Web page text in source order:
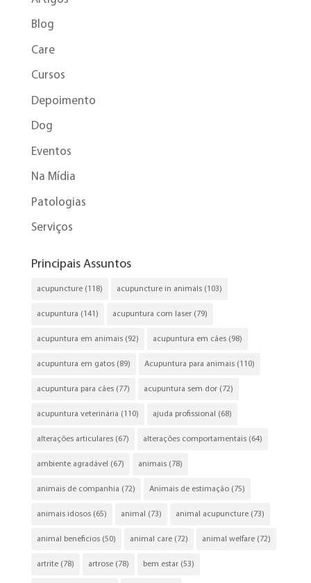
Blog
Care
Cursos
Depoimento
Dog
Eventos
Na Mídia
Patologias
Serviços
Principais Assuntos
acupuncture(118) acupuncture in animals(103)
acupuntura (141) acupuntura com laser(79)
acupuntura em animais(92) acupuntura em cães(98)
acupuntura em gatos(89) Acupuntura para animais(110)
acupuntura para cães(77) acupuntura sem dor(72)
acupuntura veterinária (110) ajuda profissional (68)
alterações articulares(67) alterações comportamentais(64)
ambiente agradável (67) animais(78)
animais de companhia (72) Animais de estimação(75)
animais idosos(65) animal (73) animal acupuncture(73)
animal beneficios(50) animal care(72) animal welfare(72)
artrite(78) artrose(78) bem estar(53)